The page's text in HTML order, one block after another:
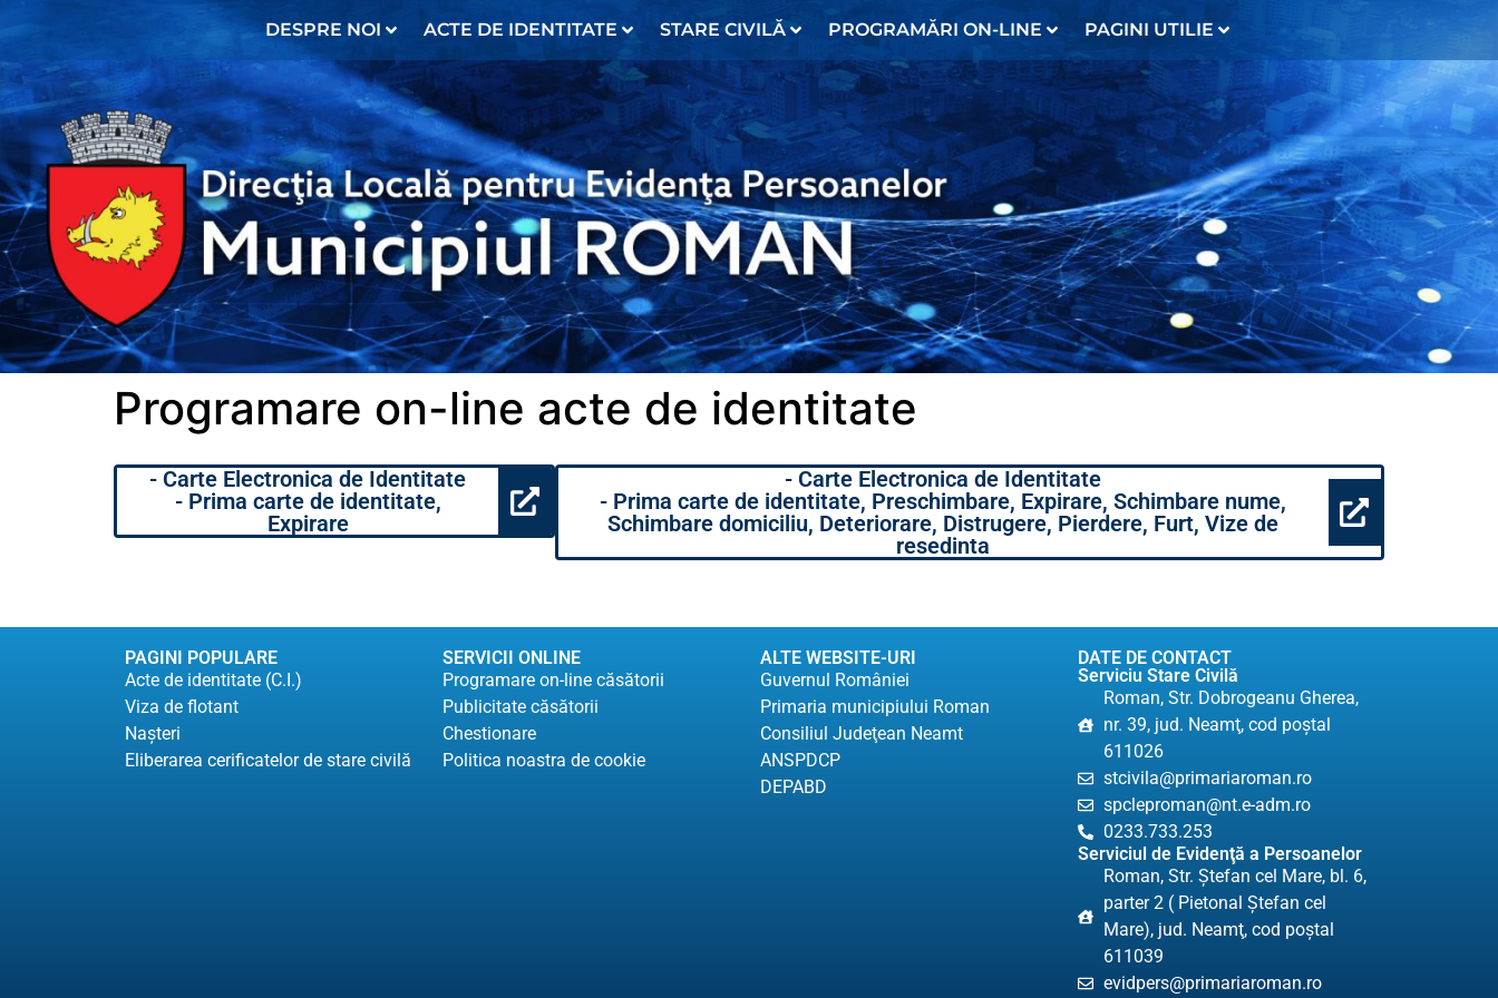
DESPRE NOI ACTE DE IDENTITATE STARE CIVILĂ PROGRAMĂRI ON-LINE PAGINI UTILIE
Programare on-line acte de identitate
- Carte Electronica de Identitate
- Prima carte de identitate,
Expirare
- Carte Electronica de Identitate
- Prima carte de identitate, Preschimbare, Expirare, Schimbare nume,
Schimbare domiciliu, Deteriorare, Distrugere, Pierdere, Furt, Vize de
resedinta
PAGINI POPULARE
Acte de identitate (C.I.)
Viza de flotant
Naşteri
Eliberarea cerificatelor de stare civilă
SERVICII ONLINE
Programare on-line căsătorii
Publicitate căsătorii
Chestionare
Politica noastra de cookie
ALTE WEBSITE-URI
Guvernul României
Primaria municipiului Roman
Consiliul Judeţean Neamt
ANSPDCP
DEPABD
DATE DE CONTACT
Serviciu Stare Civilă
Roman, Str. Dobrogeanu Gherea,
nr. 39, jud. Neamţ, cod poştal
611026
stcivila@primariaroman.ro
spcleproman@nt.e-adm.ro
0233.733.253
Serviciul de Evidenţă a Persoanelor
Roman, Str. Ştefan cel Mare, bl. 6,
parter 2 ( Pietonal Ștefan cel
Mare), jud. Neamţ, cod poştal
611039
evidpers@primariaroman.ro